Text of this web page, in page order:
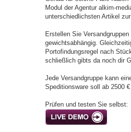
Modul der Agentur alkim-
unterschiedlichsten Artikel
Erstellen Sie
gewichtsabhängig.
Portofindungsregel nach
schließlich gibts da noch dir
Jede Versandgruppe kann
Speditionsware soll ab 2500
Prüfen und testen Sie selbst: